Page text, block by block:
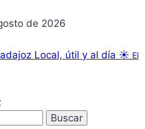
de 2026
Local, útil y al día ☀ El